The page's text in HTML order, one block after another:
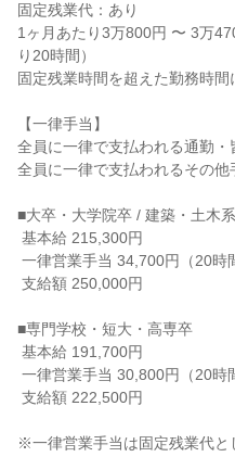
固定残業代：あり
1ヶ月あたり3万800円 〜 3万
り20時間）
固定残業時間を超えた勤務時
【一律手当】
全員に一律で支払われる通勤
全員に一律で支払われるその他
■大卒・大学院卒 / 建築・土木
■専門学校・短大・高専卒
※一律営業手当は固定残業代と